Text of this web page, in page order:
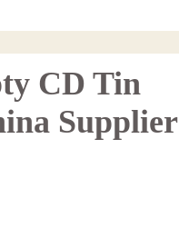
CD Tin
Supplier